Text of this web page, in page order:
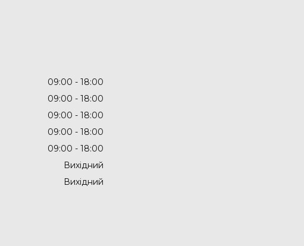
09:00
18:00
09:00
18:00
09:00
18:00
09:00
18:00
09:00
18:00
Вихідний
Вихідний